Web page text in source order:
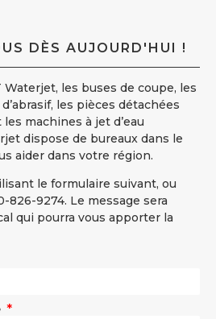
DÈS AUJOURD'HUI !
les buses de coupe, les
les pièces détachées
machines à jet d’eau
dispose de bureaux dans le
aider dans votre région.
le formulaire suivant, ou
826-9274. Le message sera
qui pourra vous apporter la